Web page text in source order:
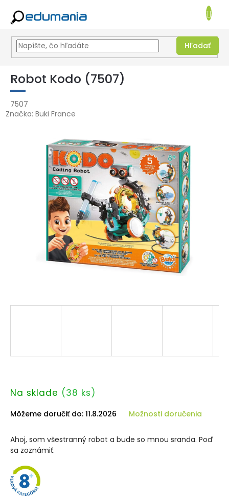
Prejsť
obsah
Hľadať
KOŠÍK
Robot Kodo (7507)
7507
Značka: Buki France
Na sklade (38 ks)
Môžeme doručiť do: 11.8.2026 Možnosti doručenia
Ahoj, som všestranný robot a bude so mnou sranda. Poď
sa zoznámiť.